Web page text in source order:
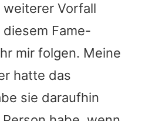
Vorfall
Fame-
mir folgen. Meine
hatte das
sie daraufhin